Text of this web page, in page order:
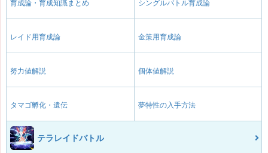
育成論・育成知識まとめ シングルバトル育成論
レイド用育成論 金策用育成論
努力値解説 個体値解説
タマゴ孵化・遺伝 夢特性の入手方法
テラレイドバトル